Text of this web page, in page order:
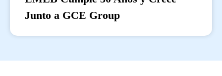
Junto a GCE Group